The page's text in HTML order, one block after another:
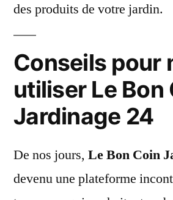
des produits de votre jardin.
Conseils pour
utiliser Le Bon
Jardinage 24
De nos jours, Le Bon Coin
devenu une plateforme